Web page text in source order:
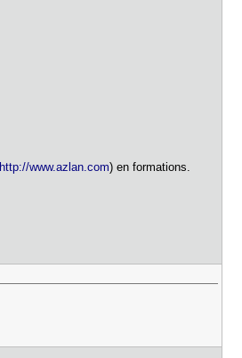
http://www.azlan.com) en formations.